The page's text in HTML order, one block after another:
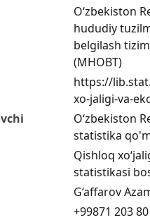
O‘zbekiston
hududiy
belgilash
(MHOBT)
https://
xo-jaligi-va-
O‘zbekiston
statistika
Qishloq
statistikasi
G‘affarov
+99871 203